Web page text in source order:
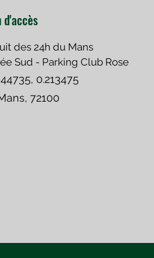
d'accès
des 24h du Mans
Sud - Parking Club Rose
0.213475
72100